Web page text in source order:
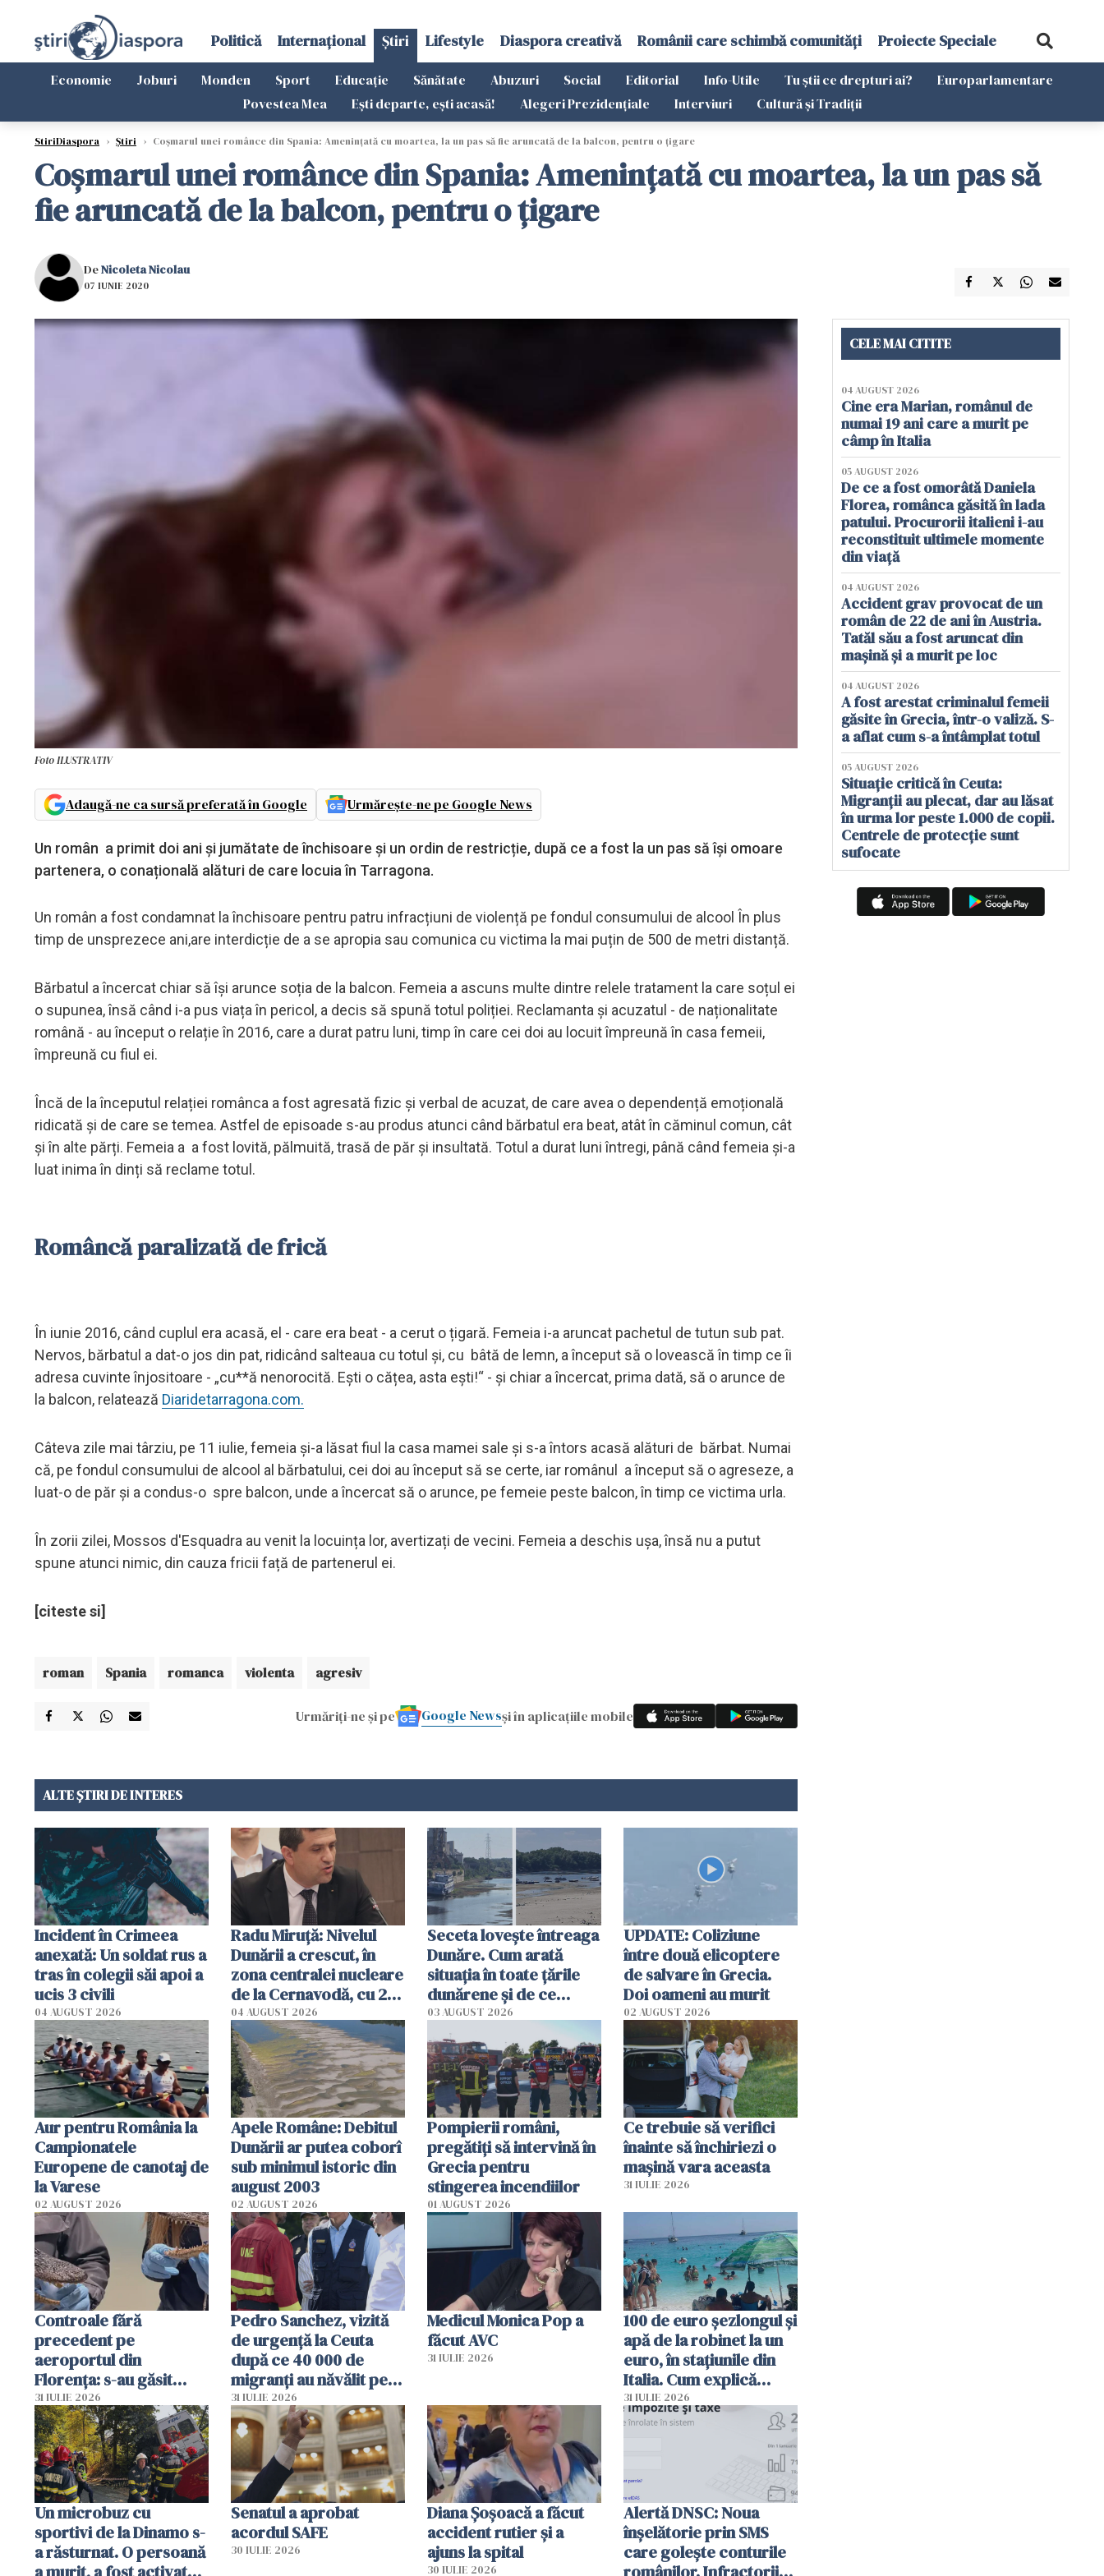
Politică Internațional Știri Lifestyle Diaspora creativă Românii care schimbă comunități Proiecte Speciale
Economie Joburi Monden Sport Educație Sănătate Abuzuri Social Editorial Info-Utile Tu știi ce drepturi ai?
Europarlamentare
Povestea Mea
Ești departe, ești acasă! Alegeri Prezidențiale Interviuri Cultură și Tradiții
StiriDiaspora › Știri › Coșmarul unei românce din Spania: Amenințată cu moartea, la un pas să fie aruncată de la balcon, pentru o țigare
Coșmarul unei românce din Spania: Amenințată cu moartea, la un pas să
fie aruncată de la balcon, pentru o țigare
DeNicoleta Nicolau
07 IUNIE 2020
Foto ILUSTRATIV
Adaugă-ne ca sursă preferată în Google Urmărește-ne pe Google News
Un român a primit doi ani și jumătate de închisoare și un ordin de restricție, după ce a fost la un pas să își omoare
partenera, o conațională alături de care locuia în Tarragona.
Un român a fost condamnat la închisoare pentru patru infracțiuni de violență pe fondul consumului de alcool În plus
timp de unsprezece ani,are interdicție de a se apropia sau comunica cu victima la mai puțin de 500 de metri distanță.
Bărbatul a încercat chiar să își arunce soția de la balcon. Femeia a ascuns multe dintre relele tratament la care soțul ei
o supunea, însă când i-a pus viața în pericol, a decis să spună totul poliției. Reclamanta și acuzatul - de naționalitate
română - au început o relație în 2016, care a durat patru luni, timp în care cei doi au locuit împreună în casa femeii,
împreună cu fiul ei.
Încă de la începutul relației românca a fost agresată fizic și verbal de acuzat, de care avea o dependență emoțională
ridicată și de care se temea. Astfel de episoade s-au produs atunci când bărbatul era beat, atât în ​​căminul comun, cât
și în alte părți. Femeia a a fost lovită, pălmuită, trasă de păr și insultată. Totul a durat luni întregi, până când femeia și-a
luat inima în dinți să reclame totul.
Româncă paralizată de frică
În iunie 2016, când cuplul era acasă, el - care era beat - a cerut o țigară. Femeia i-a aruncat pachetul de tutun sub pat.
Nervos, bărbatul a dat-o jos din pat, ridicând salteaua cu totul și, cu bâtă de lemn, a început să o lovească în timp ce îi
adresa cuvinte înjositoare - „cu**ă nenorocită. Ești o cățea, asta ești!“ - și chiar a încercat, prima dată, să o arunce de
la balcon, relatează Diaridetarragona.com.
Câteva zile mai târziu, pe 11 iulie, femeia și-a lăsat fiul la casa mamei sale și s-a întors acasă alături de bărbat. Numai
că, pe fondul consumului de alcool al bărbatului, cei doi au început să se certe, iar românul a început să o agreseze, a
luat-o de păr și a condus-o spre balcon, unde a încercat să o arunce, pe femeie peste balcon, în timp ce victima urla.
În zorii zilei, Mossos d'Esquadra au venit la locuința lor, avertizați de vecini. Femeia a deschis ușa, însă nu a putut
spune atunci nimic, din cauza fricii față de partenerul ei.
[citeste si]
roman Spania romanca violenta agresiv
Urmăriți-ne și pe Google Newsși în aplicațiile mobile
ALTE ȘTIRI DE INTERES
Incident în Crimeea
anexată: Un soldat rus a
tras în colegii săi apoi a
ucis 3 civili
04 AUGUST 2026
Radu Miruţă: Nivelul
Dunării a crescut, în
zona centralei nucleare
de la Cernavodă, cu 2
cm faţă de ziua trecută
04 AUGUST 2026
Seceta lovește întreaga
Dunăre. Cum arată
situația în toate țările
dunărene și de ce
România resimte
efectele, deși a plouat
în iulie
03 AUGUST 2026
UPDATE: Coliziune
între două elicoptere
de salvare în Grecia.
Doi oameni au murit
02 AUGUST 2026
Aur pentru România la
Campionatele
Europene de canotaj de
la Varese
02 AUGUST 2026
Apele Române: Debitul
Dunării ar putea coborî
sub minimul istoric din
august 2003
02 AUGUST 2026
Pompierii români,
pregătiţi să intervină în
Grecia pentru
stingerea incendiilor
01 AUGUST 2026
Ce trebuie să verifici
înainte să închiriezi o
mașină vara aceasta
31 IULIE 2026
Controale fără
precedent pe
aeroportul din
Florența: s-au găsit
capete de aligator și o
sumă imensă de bani
31 IULIE 2026
Pedro Sanchez, vizită
de urgență la Ceuta
după ce 40 000 de
migranți au năvălit pe
teritoriul spaniol: „Vom
mobiliza toate
resursele"
31 IULIE 2026
Medicul Monica Pop a
făcut AVC
31 IULIE 2026
100 de euro șezlongul și
apă de la robinet la un
euro, în stațiunile din
Italia. Cum explică
autoritățile
31 IULIE 2026
Un microbuz cu
sportivi de la Dinamo s-
a răsturnat. O persoană
Senatul a aprobat
acordul SAFE
30 IULIE 2026
Diana Șoșoacă a făcut
accident rutier și a
ajuns la spital
30 IULIE 2026
Alertă DNSC: Noua
înșelătorie prin SMS
care golește conturile
CELE MAI CITITE
04 AUGUST 2026
Cine era Marian, românul de
numai 19 ani care a murit pe
câmp în Italia
05 AUGUST 2026
De ce a fost omorâtă Daniela
Florea, românca găsită în lada
patului. Procurorii italieni i-au
reconstituit ultimele momente
din viață
04 AUGUST 2026
Accident grav provocat de un
român de 22 de ani în Austria.
Tatăl său a fost aruncat din
mașină și a murit pe loc
04 AUGUST 2026
A fost arestat criminalul femeii
găsite în Grecia, într-o valiză. S-
a aflat cum s-a întâmplat totul
05 AUGUST 2026
Situație critică în Ceuta:
Migranții au plecat, dar au lăsat
în urma lor peste 1.000 de copii.
Centrele de protecție sunt
sufocate